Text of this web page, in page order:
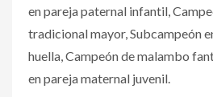
en pareja paternal infantil,
tradicional mayor, Subcampeón
huella, Campeón de malambo
en pareja maternal juvenil.